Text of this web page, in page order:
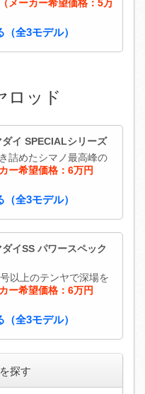
（メーカー希望価格：5万
全3モデル）
ロッド
イ SPECIALシリーズ
詰めたシマノ最高峰の
カー希望価格：6万円
全3モデル）
イSS パワースペック
以上のテンヤで深場を
カー希望価格：6万円
全3モデル）
探す